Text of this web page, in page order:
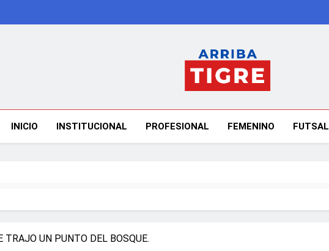
Arriba Tigre
INICIO INSTITUCIONAL PROFESIONAL FEMENINO FUTSAL
TRAJO UN PUNTO DEL BOSQUE.